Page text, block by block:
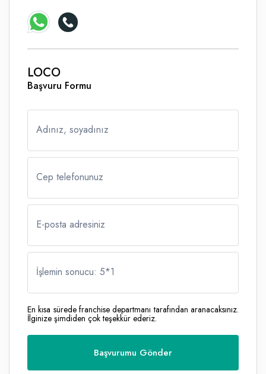
LOCO
Başvuru Formu
Adınız, soyadınız
Cep telefonunuz
E-posta adresiniz
İşlemin sonucu: 5*1
En kısa sürede franchise departmanı tarafından aranacaksınız.
İlginize şimdiden çok teşekkür ederiz.